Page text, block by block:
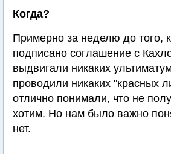
Когда?
Примерно за неделю до того,
подписано соглашение с
выдвигали никаких
проводили никаких "красных
отлично понимали, что не
хотим. Но нам было важно
нет.